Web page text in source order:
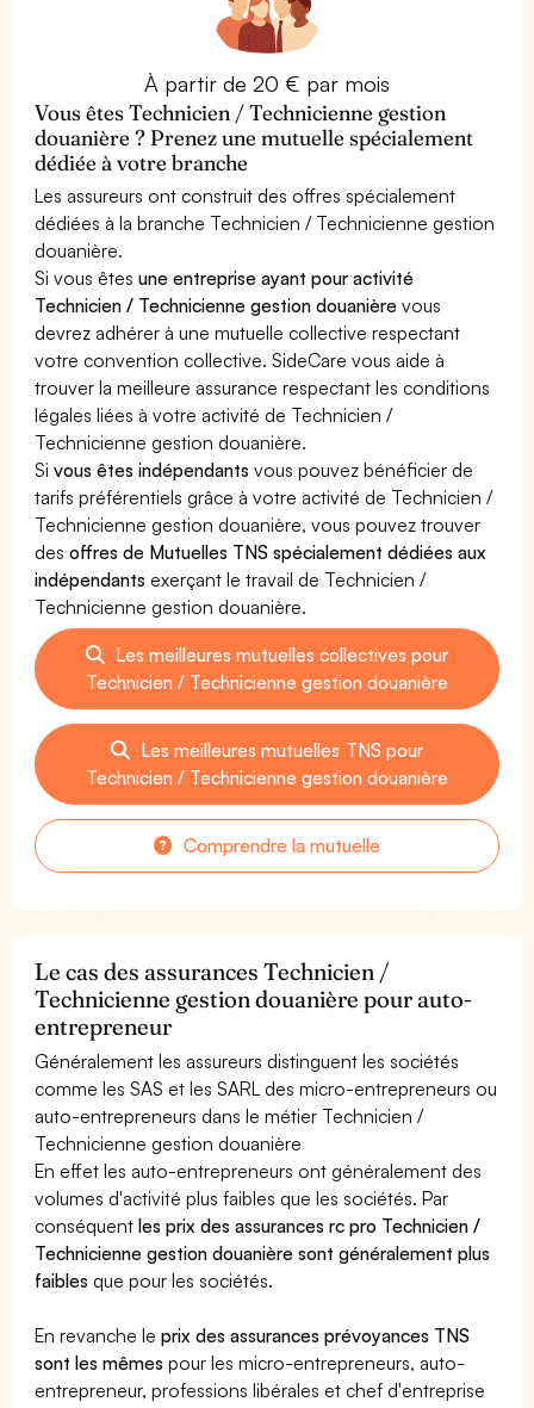
À partir de 20 € par mois
Vous êtes Technicien / Technicienne gestion
douanière ? Prenez une mutuelle spécialement
dédiée à votre branche
Les assureurs ont construit des offres spécialement
dédiées à la branche Technicien / Technicienne gestion
douanière.
Si vous êtesune entreprise ayant pour activité
Technicien / Technicienne gestion douanière vous
devrez adhérer à une mutuelle collective respectant
votre convention collective. SideCare vous aide à
trouver la meilleure assurance respectant les conditions
légales liées à votre activité de Technicien /
Technicienne gestion douanière.
Sivous êtes indépendants vous pouvez bénéficier de
tarifs préférentiels grâce à votre activité de Technicien /
Technicienne gestion douanière, vous pouvez trouver
desoffres de Mutuelles TNS spécialement dédiées aux
indépendants exerçant le travail de Technicien /
Technicienne gestion douanière.
Les meilleures mutuelles collectives pour
Technicien / Technicienne gestion douanière
Les meilleures mutuelles TNS pour
Technicien / Technicienne gestion douanière
Comprendre la mutuelle
Le cas des assurances Technicien /
Technicienne gestion douanière pour auto-
entrepreneur
Généralement les assureurs distinguent les sociétés
comme les SAS et les SARL des micro-entrepreneurs ou
auto-entrepreneurs dans le métier Technicien /
Technicienne gestion douanière
En effet les auto-entrepreneurs ont généralement des
volumes d'activité plus faibles que les sociétés. Par
conséquentles prix des assurances rc pro Technicien /
Technicienne gestion douanière sont généralement plus
faibles que pour les sociétés.
En revanche leprix des assurances prévoyances TNS
sont les mêmes pour les micro-entrepreneurs, auto-
entrepreneur, professions libérales et chef d'entreprise